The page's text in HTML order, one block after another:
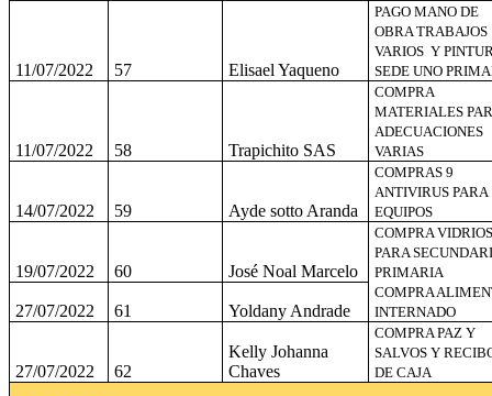
11/07/2022 57 Elisael Yaqueno
PAGO MANO DE
OBRA TRABAJOS
VARIOS Y
SEDE UNO
11/07/2022 58 Trapichito SAS
COMPRA
MATERIALES
ADECUACIONES
VARIAS
14/07/2022 59 Ayde sotto Aranda
COMPRAS 9
ANTIVIRUS PARA
EQUIPOS
19/07/2022 60 José Noal Marcelo
COMPRA VIDRIOS
PARA
PRIMARIA
27/07/2022 61 Yoldany Andrade
COMPRA
INTERNADO
27/07/2022 62
Kelly Johanna
Chaves
COMPRA PAZ Y
SALVOS Y
DE CAJA